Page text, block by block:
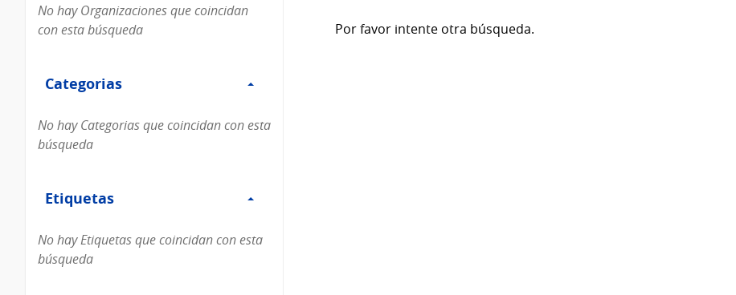
No hay Organizaciones que coincidan
con esta búsqueda
Categorias
Categorias
No hay Categorias que coincidan con esta
búsqueda
Etiquetas
Etiquetas
No hay Etiquetas que coincidan con esta
búsqueda
Por favor intente otra búsqueda.